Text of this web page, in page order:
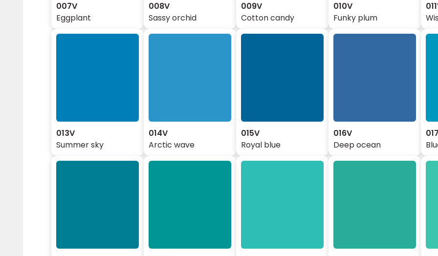
007V
Eggplant
008V
Sassy orchid
009V
Cotton candy
010V
Funky plum
013V
Summer sky
014V
Arctic wave
015V
Royal blue
016V
Deep ocean